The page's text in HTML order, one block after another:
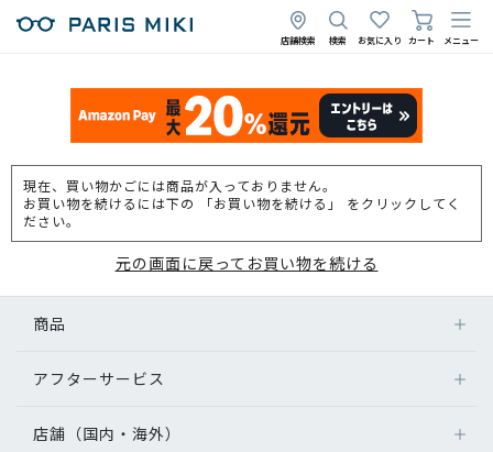
店舗検索 検索 お気に入り カート メニュー
現在、買い物かごには商品が入っておりません。
お買い物を続けるには下の 「お買い物を続ける」 をクリックしてく
ださい。
元の画面に戻ってお買い物を続ける
商品
アフターサービス
店舗（国内・海外）